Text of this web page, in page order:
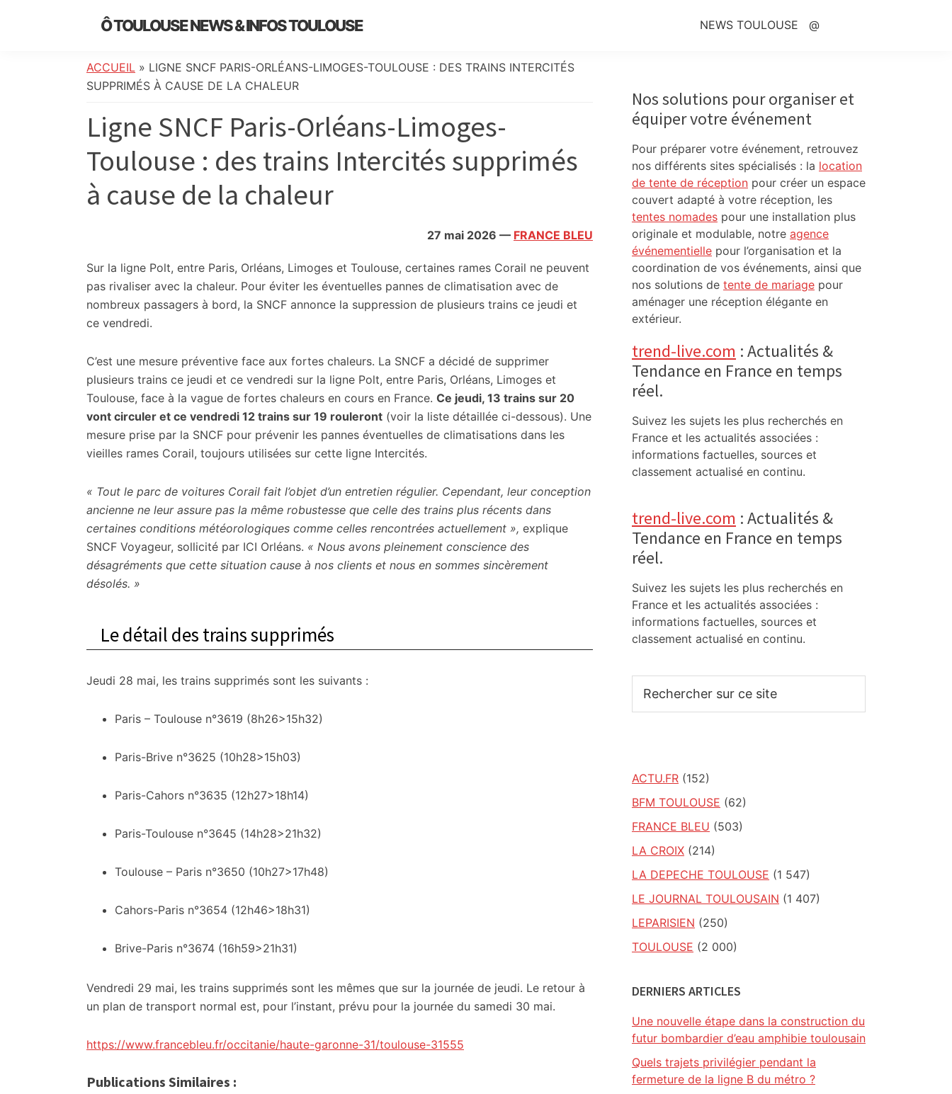
Ô TOULOUSE NEWS & INFOS TOULOUSE
de
l’actualité
:
info
locale,
société,
culture,
politique,
divers
et
initiatives
citoyennes
NEWS TOULOUSE @
ACCUEIL » LIGNE SNCF PARIS-ORLÉANS-LIMOGES-TOULOUSE : DES TRAINS INTERCITÉS
SUPPRIMÉS À CAUSE DE LA CHALEUR
Ligne SNCF Paris-Orléans-Limoges-
Toulouse : des trains Intercités supprimés
à cause de la chaleur
27 mai 2026 — FRANCE BLEU
Sur la ligne Polt, entre Paris, Orléans, Limoges et Toulouse, certaines rames Corail ne peuvent
pas rivaliser avec la chaleur. Pour éviter les éventuelles pannes de climatisation avec de
nombreux passagers à bord, la SNCF annonce la suppression de plusieurs trains ce jeudi et
ce vendredi.
C’est une mesure préventive face aux fortes chaleurs. La SNCF a décidé de supprimer
plusieurs trains ce jeudi et ce vendredi sur la ligne Polt, entre Paris, Orléans, Limoges et
Toulouse, face à la vague de fortes chaleurs en cours en France. Ce jeudi, 13 trains sur 20
vont circuler et ce vendredi 12 trains sur 19 rouleront (voir la liste détaillée ci-dessous). Une
mesure prise par la SNCF pour prévenir les pannes éventuelles de climatisations dans les
vieilles rames Corail, toujours utilisées sur cette ligne Intercités.
« Tout le parc de voitures Corail fait l’objet d’un entretien régulier. Cependant, leur conception
ancienne ne leur assure pas la même robustesse que celle des trains plus récents dans
certaines conditions météorologiques comme celles rencontrées actuellement », explique
SNCF Voyageur, sollicité par ICI Orléans. « Nous avons pleinement conscience des
désagréments que cette situation cause à nos clients et nous en sommes sincèrement
désolés. »
Le détail des trains supprimés
Jeudi 28 mai, les trains supprimés sont les suivants :
Paris – Toulouse n°3619 (8h26>15h32)
Paris-Brive n°3625 (10h28>15h03)
Paris-Cahors n°3635 (12h27>18h14)
Paris-Toulouse n°3645 (14h28>21h32)
Toulouse – Paris n°3650 (10h27>17h48)
Cahors-Paris n°3654 (12h46>18h31)
Brive-Paris n°3674 (16h59>21h31)
Vendredi 29 mai, les trains supprimés sont les mêmes que sur la journée de jeudi. Le retour à
un plan de transport normal est, pour l’instant, prévu pour la journée du samedi 30 mai.
https://www.francebleu.fr/occitanie/haute-garonne-31/toulouse-31555
Publications Similaires :
Sidebar
Nos solutions pour organiser et
équiper votre événement
Pour préparer votre événement, retrouvez
nos différents sites spécialisés : la location
de tente de réception pour créer un espace
couvert adapté à votre réception, les
tentes nomades pour une installation plus
originale et modulable, notre agence
événementielle pour l’organisation et la
coordination de vos événements, ainsi que
nos solutions de tente de mariage pour
aménager une réception élégante en
extérieur.
trend-live.com : Actualités &
Tendance en France en temps
réel.
Suivez les sujets les plus recherchés en
France et les actualités associées :
informations factuelles, sources et
classement actualisé en continu.
trend-live.com : Actualités &
Tendance en France en temps
réel.
Suivez les sujets les plus recherchés en
France et les actualités associées :
informations factuelles, sources et
classement actualisé en continu.
sur
ACTU.FR (152)
BFM TOULOUSE (62)
FRANCE BLEU (503)
LA CROIX (214)
LA DEPECHE TOULOUSE (1 547)
LE JOURNAL TOULOUSAIN (1 407)
LEPARISIEN (250)
TOULOUSE (2 000)
DERNIERS ARTICLES
Une nouvelle étape dans la construction du
futur bombardier d’eau amphibie toulousain
Quels trajets privilégier pendant la
fermeture de la ligne B du métro ?